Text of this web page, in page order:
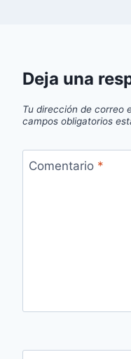
Deja una
Tu dirección de correo
campos obligatorios
Comentario *